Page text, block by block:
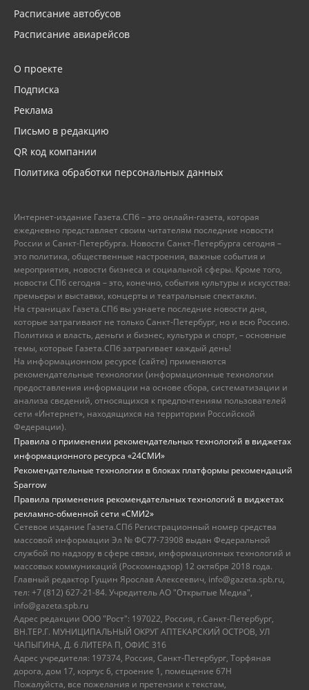
Расписание автобусов
Расписание авиарейсов
О проекте
Подписка
Реклама
Письмо в редакцию
QR код компании
Политика обработки персональных данных
Интернет-издание Газета.СПб – это онлайн-газета, которая
ежедневно представляет своим читателям последние новости
России и Санкт-Петербурга. Новости Санкт-Петербурга сегодня –
это политика, общественные настроения, важные события и
мероприятия, новости бизнеса и социальной сферы. Кроме того,
новости СПб сегодня – это, конечно, события культуры и искусства:
премьеры и выставки, концерты и театральные спектакли.
На страницах Газета.СПб вы узнаете последние новости дня,
которые затрагивают не только Санкт-Петербург, но и всю Россию.
Политика и власть, деньги и бизнес, культура и спорт, – основные
темы, которые Газета.СПб затрагивает каждый день!
На информационном ресурсе (сайте) применяются
рекомендательные технологии (информационные технологии
предоставления информации на основе сбора, систематизации и
анализа сведений, относящихся к предпочтениям пользователей
сети «Интернет», находящихся на территории Российской
Федерации).
Правила о применении рекомендательных технологий в виджетах
информационного ресурса «24СМИ»
Рекомендательные технологии в блоках платформы рекомендаций
Sparrow
Правила применения рекомендательных технологий в виджетах
рекламно-обменной сети «СМИ2»
Сетевое издание Газета.СПб Регистрационный номер средства
массовой информации Эл № ФС77-73908 выдан Федеральной
службой по надзору в сфере связи, информационных технологий и
массовых коммуникаций (Роскомнадзор) 12 октября 2018 года.
Главный редактор Гущин Ярослав Алексеевич, info@gazeta.spb.ru,
тел: +7 (812) 627-21-84. Учредитель АО "Открытые Медиа",
info@gazeta.spb.ru
Адрес редакции ООО "Рост": 197022, Россия, г.Санкт-Петербург,
ВН.ТЕР.Г. МУНИЦИПАЛЬНЫЙ ОКРУГ АПТЕКАРСКИЙ ОСТРОВ, УЛ
ЧАПЫГИНА, Д. 6 ЛИТЕРА П, ОФИС 316
Адрес учредителя: 197374, Россия, Санкт-Петербург, Торфяная
дорога, дом 17, корпус 6, строение 1, помещение 67Н
Пожалуйста, все пожелания и претензии к текстам,